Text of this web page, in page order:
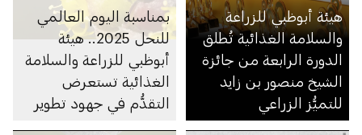
هيئة أبوظبي للزراعة
والسلامة الغذائية تُطلق
الدورة الرابعة من جائزة
الشيخ منصور بن زايد
للتميُّز الزراعي
بمناسبة اليوم العالمي
للنحل 2025.. هيئة
أبوظبي للزراعة والسلامة
الغذائية تستعرض
التقدُّم في جهود تطوير